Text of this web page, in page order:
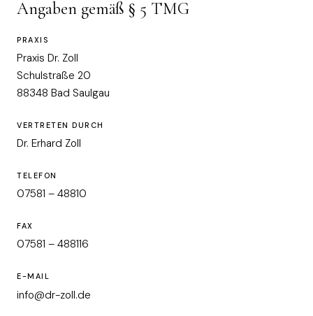
Angaben gemäß § 5 TMG
PRAXIS
Praxis Dr. Zoll
Schulstraße 20
88348 Bad Saulgau
VERTRETEN DURCH
Dr. Erhard Zoll
TELEFON
07581 – 48810
FAX
07581 – 488116
E-MAIL
info@dr-zoll.de